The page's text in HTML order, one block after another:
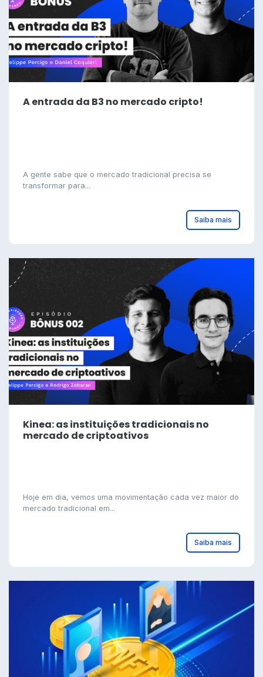
A entrada da B3 no mercado cripto!
A gente sabe que o mercado tradicional precisa se
transformar para...
Saiba mais
Kinea: as instituições tradicionais no
mercado de criptoativos
Hoje em dia, vemos uma movimentação cada vez maior do
mercado tradicional em...
Saiba mais